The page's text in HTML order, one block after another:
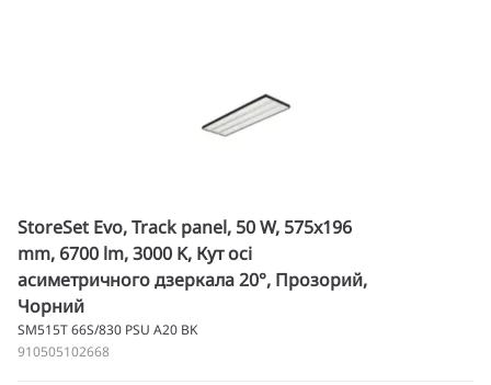
StoreSet Evo, Track panel, 50 W, 575x196
mm, 6700 lm, 3000 K, Кут осі
асиметричного дзеркала 20°, Прозорий,
Чорний
SM515T 66S/830 PSU A20 BK
910505102668